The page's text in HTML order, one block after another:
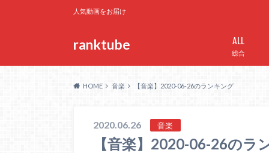
ranktube
人気動画をお届け
総合
ALL
HOME 音楽 【音楽】2020-06-26のランキング
2020.06.26 音楽
【音楽】2020-06-26のラ